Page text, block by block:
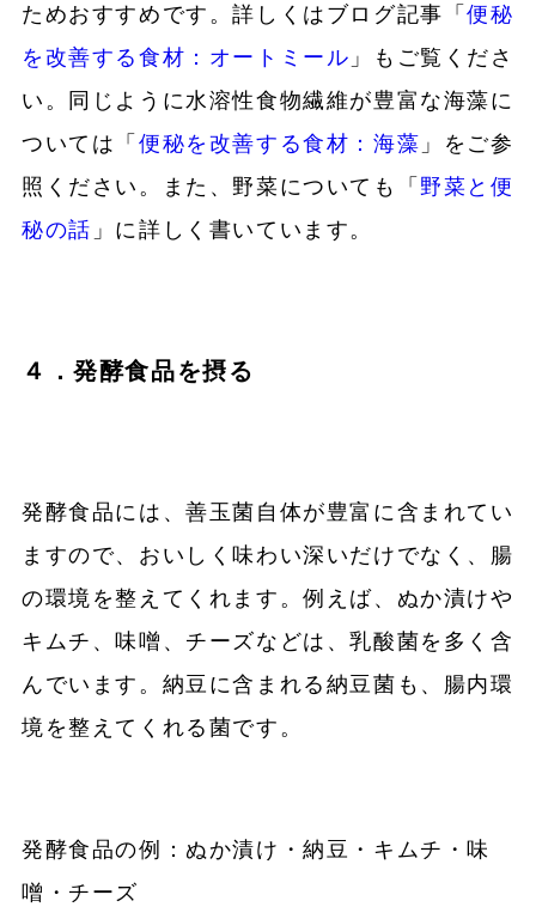
ためおすすめです。詳しくはブログ記事「便秘
を改善する食材：オートミール 」もご覧くださ
い。同じように水溶性食物繊維が豊富な海藻に
ついては「 便秘を改善する食材：海藻 」をご参
照ください。また、野菜についても「 野菜と便
秘の話 」に詳しく書いています。
４．発酵食品を摂る
発酵食品には、善玉菌自体が豊富に含まれてい
ますので、おいしく味わい深いだけでなく、腸
の環境を整えてくれます。例えば、ぬか漬けや
キムチ、味噌、チーズなどは、乳酸菌を多く含
んでいます。納豆に含まれる納豆菌も、腸内環
境を整えてくれる菌です。
発酵食品の例：ぬか漬け・納豆・キムチ・味
噌・チーズ